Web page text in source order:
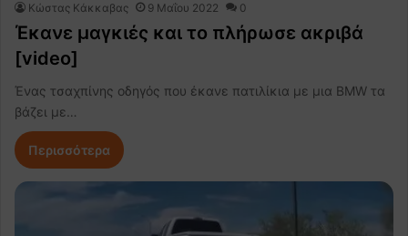
Κώστας Κάκκαβας 9 Μαΐου 2022 0
Έκανε μαγκιές και το πλήρωσε ακριβά
[video]
Ένας τσαχπίνης οδηγός που έκανε πατιλίκια με μια BMW τα
βάζει με…
Περισσότερα